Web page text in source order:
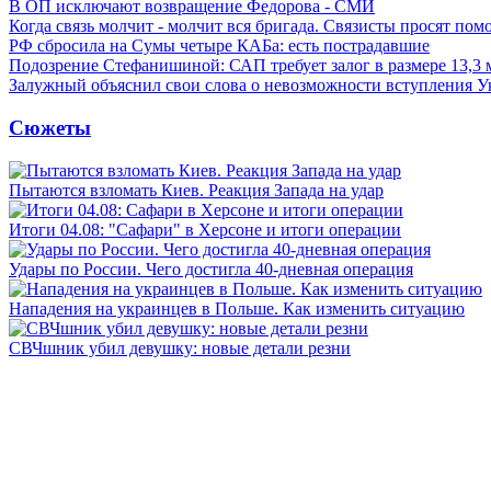
В ОП исключают возвращение Федорова - СМИ
Когда связь молчит - молчит вся бригада. Связисты просят
РФ сбросила на Сумы четыре КАБа: есть пострадавшие
Подозрение Стефанишиной: САП требует залог в размере 13,3
Залужный объяснил свои слова о невозможности
Сюжеты
Пытаются взломать Киев. Реакция Запада на удар
Итоги 04.08: "Сафари" в Херсоне и итоги операции
Удары по России. Чего достигла 40-дневная операция
Нападения на украинцев в Польше. Как изменить ситуацию
СВЧшник убил девушку: новые детали резни